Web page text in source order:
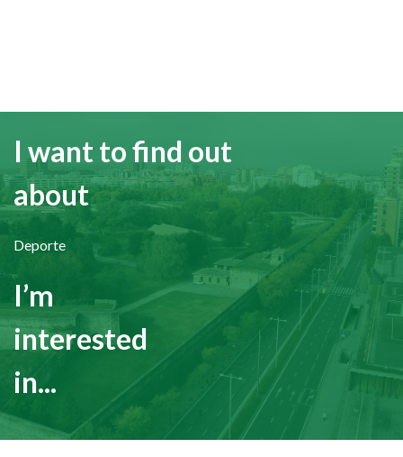
I want to find out
about
Deporte
I’m
interested
in...